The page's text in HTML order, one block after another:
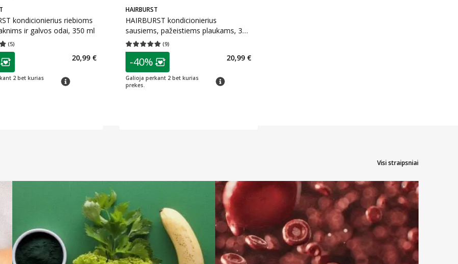
kondicionierius riebioms
ir galvos odai, 350 ml
(5) 4.80
klubo narių nuolaida:
2 bet kurias
patarimas
20,99 €
HAIRBURST
HAIRBURST kondicionierius
sausiems, pažeistiems plaukams, 350
ml
(9)
Vidutinis įvertinimas 5.00
patarimas
Lojalumo klubo narių nuolaida
-40%
Galioja perkant 2 bet kurias
prekes.
patarimas
20,99 €
Visi straipsniai